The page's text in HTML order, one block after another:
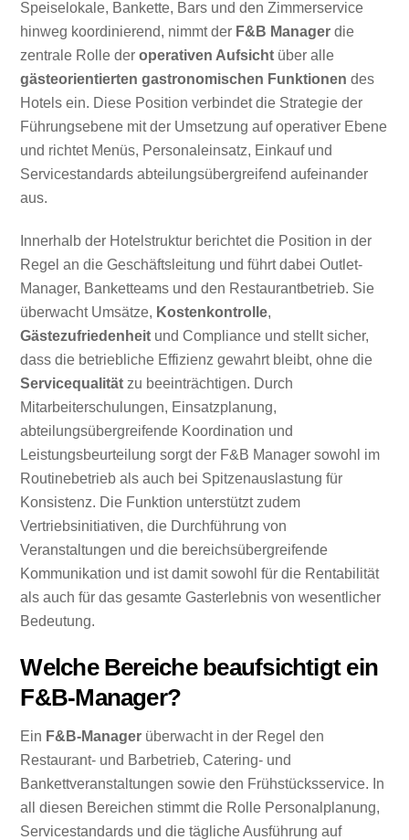
Speiselokale, Bankette, Bars und den Zimmerservice
hinweg koordinierend, nimmt der F&B Manager die
zentrale Rolle deroperativen Aufsicht über alle
gästeorientierten gastronomischen Funktionen des
Hotels ein. Diese Position verbindet die Strategie der
Führungsebene mit der Umsetzung auf operativer Ebene
und richtet Menüs, Personaleinsatz, Einkauf und
Servicestandards abteilungsübergreifend aufeinander
aus.
Innerhalb der Hotelstruktur berichtet die Position in der
Regel an die Geschäftsleitung und führt dabei Outlet-
Manager, Banketteams und den Restaurantbetrieb. Sie
überwacht Umsätze, Kostenkontrolle,
Gästezufriedenheit und Compliance und stellt sicher,
dass die betriebliche Effizienz gewahrt bleibt, ohne die
Servicequalität zu beeinträchtigen. Durch
Mitarbeiterschulungen, Einsatzplanung,
abteilungsübergreifende Koordination und
Leistungsbeurteilung sorgt der F&B Manager sowohl im
Routinebetrieb als auch bei Spitzenauslastung für
Konsistenz. Die Funktion unterstützt zudem
Vertriebsinitiativen, die Durchführung von
Veranstaltungen und die bereichsübergreifende
Kommunikation und ist damit sowohl für die Rentabilität
als auch für das gesamte Gasterlebnis von wesentlicher
Bedeutung.
Welche Bereiche beaufsichtigt ein
F&B-Manager?
Ein F&B-Manager überwacht in der Regel den
Restaurant- und Barbetrieb, Catering- und
Bankettveranstaltungen sowie den Frühstücksservice. In
all diesen Bereichen stimmt die Rolle Personalplanung,
Servicestandards und die tägliche Ausführung auf